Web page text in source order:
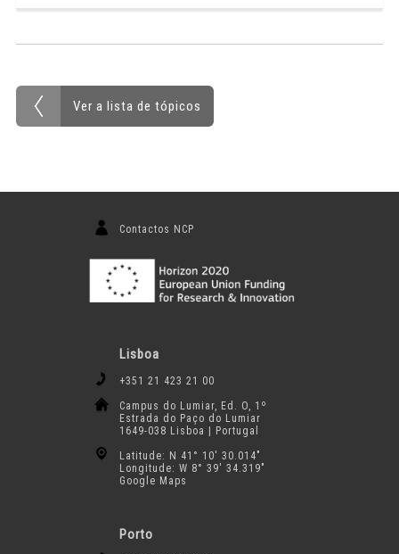
Ver a lista de tópicos
Contactos NCP
Lisboa
+351 21 423 21 00
Campus do Lumiar, Ed. O, 1º
Estrada do Paço do Lumiar
1649-038 Lisboa | Portugal
Latitude: N 41° 10′ 30.014″
Longitude: W 8° 39′ 34.319″
Google Maps
Porto